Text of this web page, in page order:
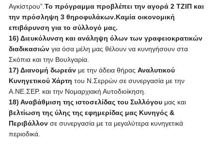
Αγκίστρου”. Το πρόγραμμα προβλέπει την αγορά 2 ΤΖΙΠ και
την πρόσληψη 3 θηροφυλάκων.Καμία οικονομική
επιβάρυνση για το σύλλογό μας.
16) Διευκόλυνση και ανάληψη όλων των γραφειοκρατικών
διαδικασιώνγια όσα μέλη μας θέλουν να κυνηγήσουν στα
Σκόπια και την Βουλγαρία.
17) Διανομή δωρεάνμε την άδεια θήρας Αναλυτικού
Κυνηγετικού Χάρτη του Ν.Σερρών σε συνεργασία με την
Α.ΝΕ.ΣΕΡ. και την Νομαρχιακή Αυτοδιοίκηση.
18) Αναβάθμιση της ιστοσελίδας του Συλλόγουμας και
βελτίωση της ύλης της εφημερίδας μας Κυνηγός &
Περιβάλλον σε συνεργασία με τα μεγαλύτερα κυνηγετικά
περιοδικά.